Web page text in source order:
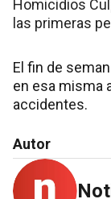
Homicidios
las primeras
El fin de
en esa misma
accidentes.
Autor